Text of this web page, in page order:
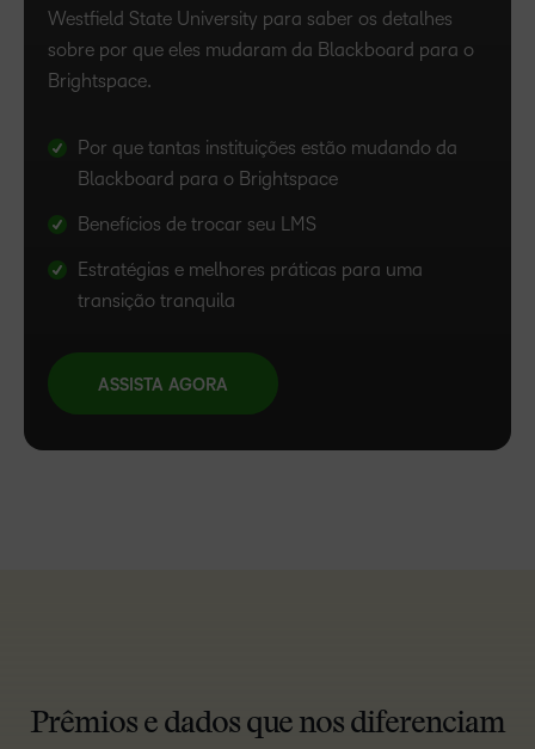
Westfield State University para saber os detalhes
sobre por que eles mudaram da Blackboard para o
Brightspace.
Por que tantas instituições estão mudando da
Blackboard para o Brightspace
Benefícios de trocar seu LMS
Estratégias e melhores práticas para uma
transição tranquila
ASSISTA AGORA
Prêmios e dados que nos diferenciam